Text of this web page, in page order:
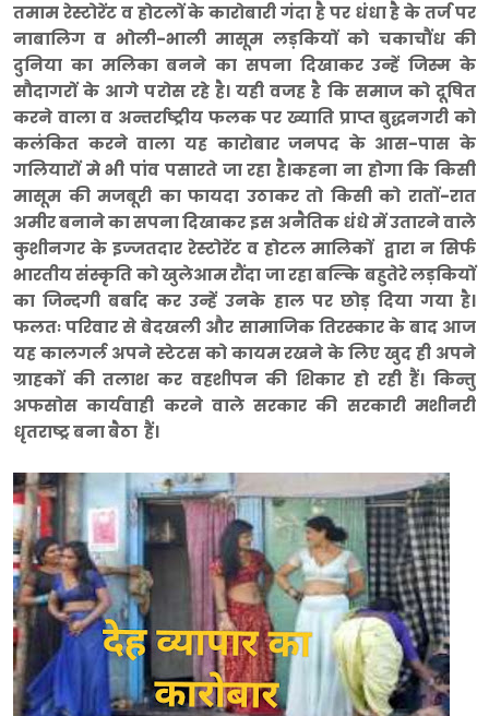
तमाम रेस्टोरेंट व होटलों के कारोबारी गंदा है पर धंधा है के तर्ज पर
नाबालिग व भोली-भाली मासूम लड़कियों को चकाचौंध की
दुनिया का मलिका बनने का सपना दिखाकर उन्हें जिस्म के
सौदागरों के आगे परोस रहे है। यही वजह है कि समाज को दूषित
करने वाला व अन्तर्राष्ट्रीय फलक पर ख्याति प्राप्त बुद्धनगरी को
कलंकित करने वाला यह कारोबार जनपद के आस-पास के
गलियारों मे भी पांव पसारते जा रहा है।कहना ना होगा कि किसी
मासूम की मजबूरी का फायदा उठाकर तो किसी को रातों-रात
अमीर बनाने का सपना दिखाकर इस अनैतिक धंधे में उतारने वाले
कुशीनगर के इज्जतदार रेस्टोरेंट व होटल मालिकों द्वारा न सिर्फ
भारतीय संस्कृति को खुलेआम रौंदा जा रहा बल्कि बहुतेरे लड़कियों
का जिन्दगी बर्बाद कर उन्हें उनके हाल पर छोड़ दिया गया है।
फलतः परिवार से बेदखली और सामाजिक तिरस्कार के बाद आज
यह कालगर्ल अपने स्टेटस को कायम रखने के लिए खुद ही अपने
ग्राहकों की तलाश कर वहशीपन की शिकार हो रही हैं। किन्तु
अफसोस कार्यवाही करने वाले सरकार की सरकारी मशीनरी
धृतराष्ट्र बना बैठा हैं।